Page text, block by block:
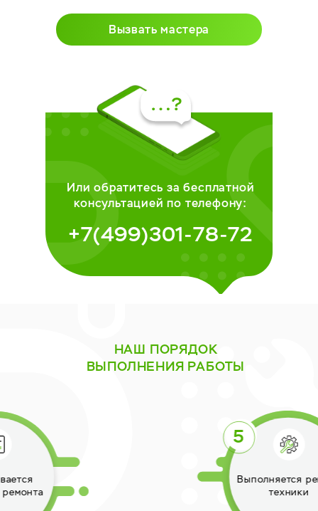
Вызвать мастера
Или обратитесь за бесплатной
консультацией по телефону:
+7(499)301-78-72
НАШ ПОРЯДОК
ВЫПОЛНЕНИЯ РАБОТЫ
Выполняется ремонт